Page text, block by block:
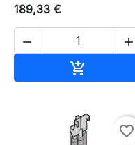
189,33 €
 

favorite_border